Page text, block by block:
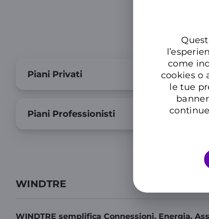
come
cookies o
le tue
Piani Privati
Piani Professionisti
WINDTRE
WINDTRE semplifica Connessioni, Energia,